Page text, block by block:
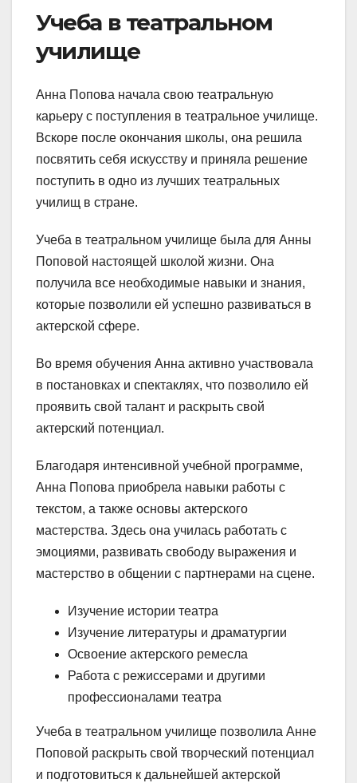
Учеба в театральном
училище
Анна Попова начала свою театральную
карьеру с поступления в театральное училище.
Вскоре после окончания школы, она решила
посвятить себя искусству и приняла решение
поступить в одно из лучших театральных
училищ в стране.
Учеба в театральном училище была для Анны
Поповой настоящей школой жизни. Она
получила все необходимые навыки и знания,
которые позволили ей успешно развиваться в
актерской сфере.
Во время обучения Анна активно участвовала
в постановках и спектаклях, что позволило ей
проявить свой талант и раскрыть свой
актерский потенциал.
Благодаря интенсивной учебной программе,
Анна Попова приобрела навыки работы с
текстом, а также основы актерского
мастерства. Здесь она училась работать с
эмоциями, развивать свободу выражения и
мастерство в общении с партнерами на сцене.
Изучение истории театра
Изучение литературы и драматургии
Освоение актерского ремесла
Работа с режиссерами и другими
профессионалами театра
Учеба в театральном училище позволила Анне
Поповой раскрыть свой творческий потенциал
и подготовиться к дальнейшей актерской